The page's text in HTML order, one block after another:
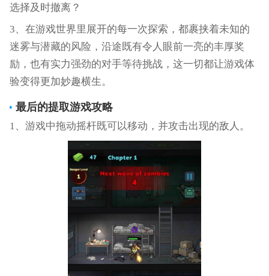
选择及时撤离？
3、在游戏世界里展开的每一次探索，都裹挟着未知的
迷雾与潜藏的风险，沿途既有令人眼前一亮的丰厚奖
励，也有实力强劲的对手等待挑战，这一切都让游戏体
验变得更加妙趣横生。
最后的提取游戏攻略
1、游戏中拖动摇杆既可以移动，并攻击出现的敌人。